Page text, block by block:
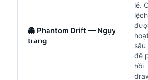
👻 Phantom Drift — Ngụy
trang
lẻ.
sâu
để
hồi